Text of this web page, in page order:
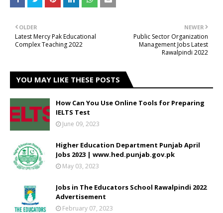
NEWER
Public Sector Organization
Management Jobs Latest
Rawalpindi 2022
OLDER
Latest Mercy Pak Educational
Complex Teaching 2022
YOU MAY LIKE THESE POSTS
How Can You Use Online Tools for Preparing
IELTS Test
June 09, 2023
Higher Education Department Punjab April
Jobs 2023 | www.hed.punjab.gov.pk
May 03, 2023
Jobs in The Educators School Rawalpindi 2022
Advertisement
February 07, 2023